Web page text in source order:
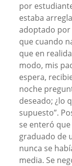
por
estaba
adoptado por
que cuando
que en
modo, mis
espera,
noche
deseado; ¿lo
supuesto”.
se enteró
graduado de
nunca se
media. Se